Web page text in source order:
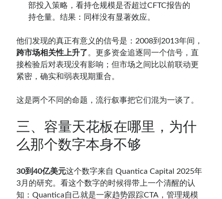
部投入策略，看持仓规模是否超过CFTC报告的
持仓量。结果：同样没有显著效应。
他们发现的真正有意义的信号是：2008到2013年间，
跨市场相关性上升了 。更多资金追逐同一个信号，直
接检验后对表现没有影响；但市场之间比以前联动更
紧密，确实和弱表现期重合。
这是两个不同的命题，流行叙事把它们混为一谈了。
三、容量天花板在哪里，为什
么那个数字本身不够
30到40亿美元这个数字来自 Quantica Capital 2025年
3月的研究。看这个数字的时候得带上一个清醒的认
知：Quantica自己就是一家趋势跟踪CTA，管理规模